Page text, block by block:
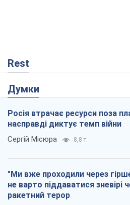
Rest
Думки
Росія втрачає ресурси поза
насправді диктує темп війни
Сергій Місюра 8,8 т.
"Ми вже проходили через
не варто піддаватися зневірі
ракетний терор